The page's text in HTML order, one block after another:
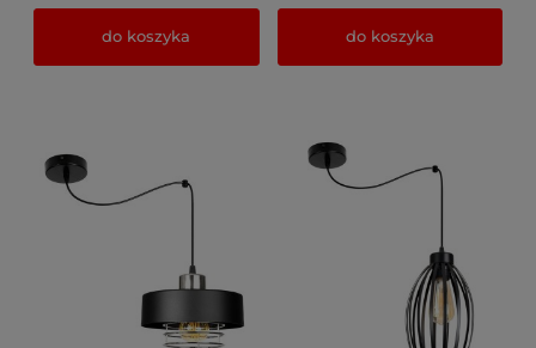
do koszyka do koszyka